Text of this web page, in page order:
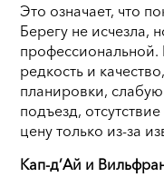
Это означает, что
Берегу не исчезла,
профессиональной.
редкость и
планировки,
подъезд,
цену только из-за
Кап-д’Ай и